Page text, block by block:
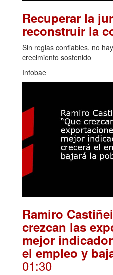
Recuperar la
reconstruir la
Sin reglas confiables, no
crecimiento sostenido
Infobae
Ramiro
crezcan las
mejor
el empleo y
01:30